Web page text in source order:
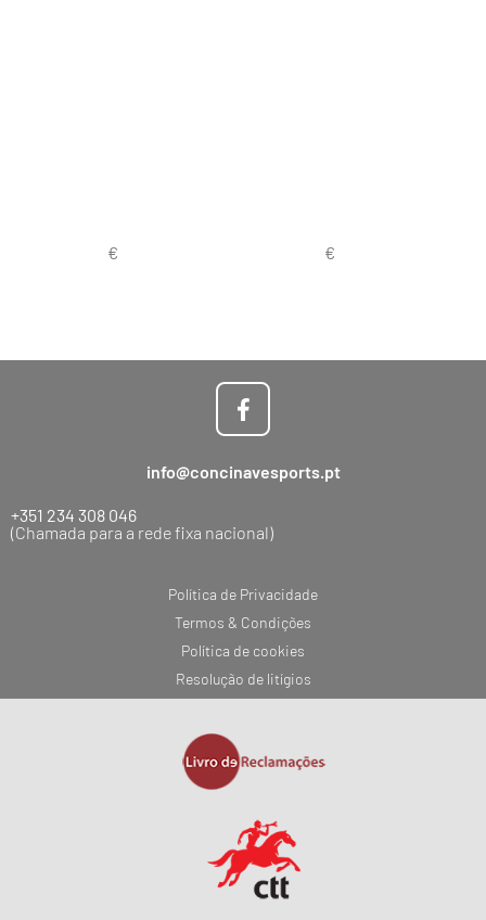
Política de Privacidade
Termos & Condições
Política de cookies
Resolução de litígios
info@concinavesports.pt
+351 234 308 046
(Chamada para a rede fixa nacional)